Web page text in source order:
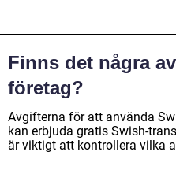
Finns det några
företag?
Avgifterna för att använda
kan erbjuda gratis Swish-
är viktigt att kontrollera vilka